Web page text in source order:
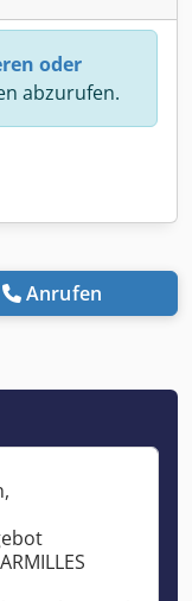
oder
abzurufen.
Anrufen